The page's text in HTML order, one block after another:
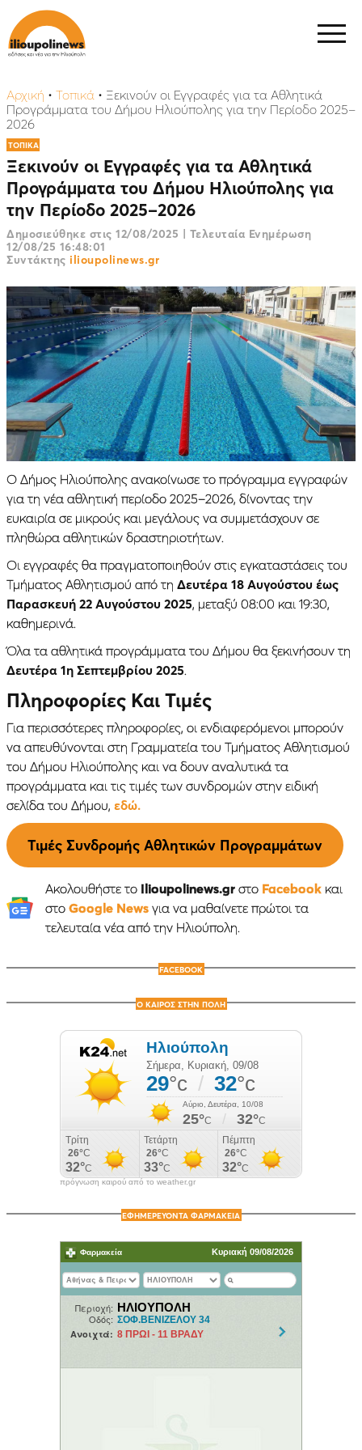
Αρχική • Τοπικά • Ξεκινούν οι Εγγραφές για τα Αθλητικά
Προγράμματα του Δήμου Ηλιούπολης για την Περίοδο 2025–
2026
ΤΟΠΙΚΑ
Ξεκινούν οι Εγγραφές για τα Αθλητικά
Προγράμματα του Δήμου Ηλιούπολης για
την Περίοδο 2025–2026
Δημοσιεύθηκε στις 12/08/2025 | Τελευταία Ενημέρωση
12/08/25 16:48:01
Συντάκτης ilioupolinews.gr
Ο Δήμος Ηλιούπολης ανακοίνωσε το πρόγραμμα εγγραφών
για τη νέα αθλητική περίοδο 2025–2026, δίνοντας την
ευκαιρία σε μικρούς και μεγάλους να συμμετάσχουν σε
πληθώρα αθλητικών δραστηριοτήτων.
Οι εγγραφές θα πραγματοποιηθούν στις εγκαταστάσεις του
Τμήματος Αθλητισμού από τη Δευτέρα 18 Αυγούστου έως
Παρασκευή 22 Αυγούστου 2025, μεταξύ 08:00 και 19:30,
καθημερινά.
Όλα τα αθλητικά προγράμματα του Δήμου θα ξεκινήσουν τη
Δευτέρα 1η Σεπτεμβρίου 2025.
Πληροφορίες Και Τιμές
Για περισσότερες πληροφορίες, οι ενδιαφερόμενοι μπορούν
να απευθύνονται στη Γραμματεία του Τμήματος Αθλητισμού
του Δήμου Ηλιούπολης και να δουν αναλυτικά τα
προγράμματα και τις τιμές των συνδρομών στην ειδική
σελίδα του Δήμου, εδώ.
Τιμές Συνδρομής Αθλητικών Προγραμμάτων
Ακολουθήστε το Ilioupolinews.grστο Facebookκαι
στο Google Newsγια να μαθαίνετε πρώτοι τα
τελευταία νέα από την Ηλιούπολη.
FACEBOOK
Ο ΚΑΙΡΟΣ ΣΤΗΝ ΠΟΛΗ
πρόγνωση καιρού από το weather.gr
ΕΦΗΜΕΡΕΥΟΝΤΑ ΦΑΡΜΑΚΕΙΑ